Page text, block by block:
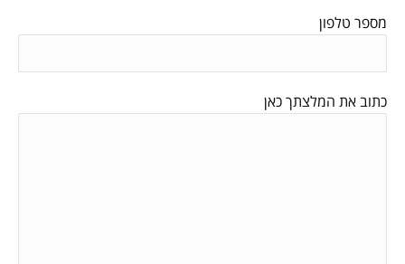
מספר טלפון
כתוב את המלצתך כאן